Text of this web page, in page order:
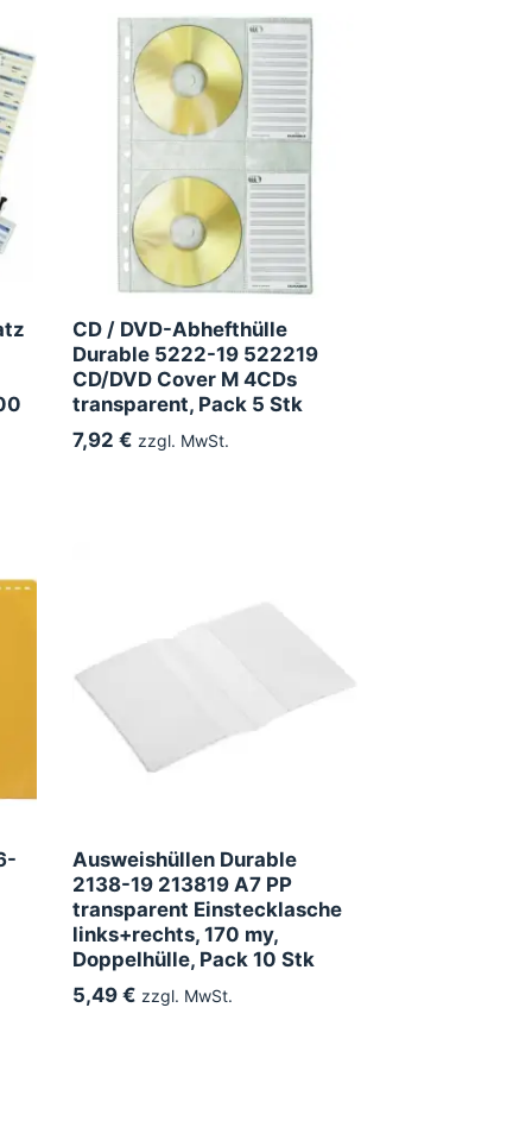
CD / DVD-Abhefthülle
Durable 5222-19 522219
CD/DVD Cover M 4CDs
transparent, Pack 5 Stk
7,92 € zzgl. MwSt.
Ausweishüllen Durable
2138-19 213819 A7 PP
transparent Einstecklasche
links+rechts, 170 my,
Doppelhülle, Pack 10 Stk
5,49 € zzgl. MwSt.